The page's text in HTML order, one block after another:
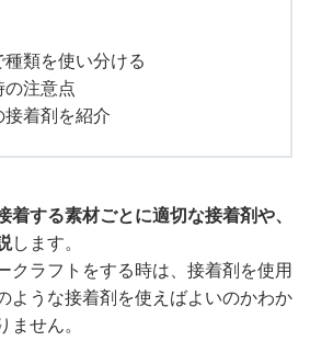
種類を使い分ける
の注意点
接着剤を紹介
着する素材ごとに適切な接着剤や、
します。
クラフトをする時は、接着剤を使用
ような接着剤を使えばよいのかわか
せん。